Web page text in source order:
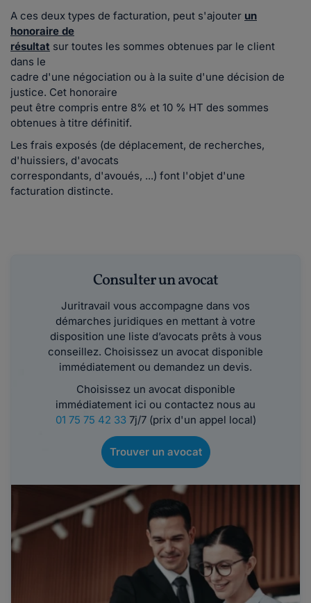
A ces deux types de facturation, peut s'ajouter un
honoraire de
résultat sur toutes les sommes obtenues par le client
dans le
cadre d'une négociation ou à la suite d'une décision de
justice. Cet honoraire
peut être compris entre 8% et 10 % HT des sommes
obtenues à titre définitif.
Les frais exposés (de déplacement, de recherches,
d'huissiers, d'avocats
correspondants, d'avoués, ...) font l'objet d'une
facturation distincte.
Consulter un avocat
Juritravail vous accompagne dans vos
démarches juridiques en mettant à votre
disposition une liste d’avocats prêts à vous
conseillez. Choisissez un avocat disponible
immédiatement ou demandez un devis.
Choisissez un avocat disponible
immédiatement ici ou contactez nous au
01 75 75 42 337j/7 (prix d'un appel local)
Trouver un avocat